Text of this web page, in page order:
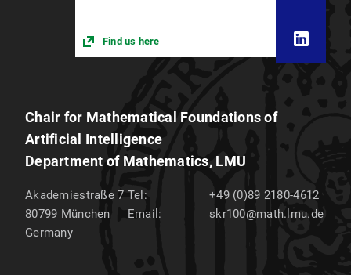
Find us here
Chair for Mathematical Foundations of
Artificial Intelligence
Department of Mathematics, LMU
Akademiestraße 7
80799 München
Germany
Tel:
+49 (0)89 2180-4612
Email:
skr100@math.lmu.de